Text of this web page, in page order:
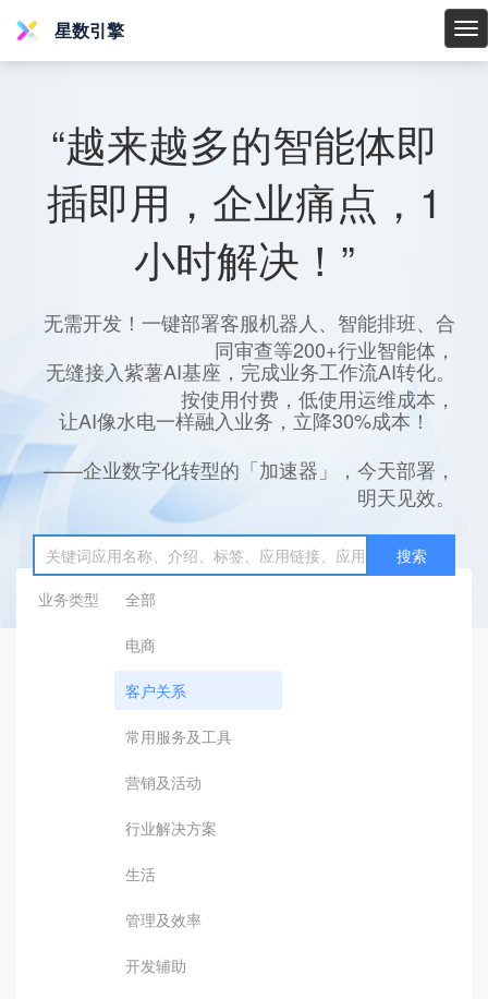
星
星数引擎
“越来越多的智能体即
插即用，企业痛点，1
小时解决！”
无需开发！一键部署客服机器人、智能排班、合
同审查等200+行业智能体，
无缝接入紫薯AI基座，完成业务工作流AI转化。
按使用付费，低使用运维成本，
让AI像水电一样融入业务，立降30%成本！
——企业数字化转型的「加速器」，今天部署，
明天见效。
搜索
业务类型
全部
电商
客户关系
常用服务及工具
营销及活动
行业解决方案
生活
管理及效率
开发辅助